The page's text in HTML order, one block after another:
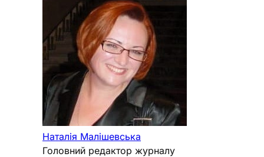
Наталія Малішевська
Головний редактор журналу